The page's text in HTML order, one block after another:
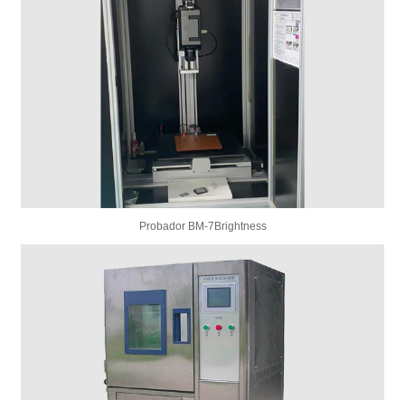
Probador BM-7Brightness